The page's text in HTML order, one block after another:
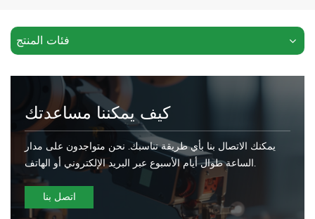
فئات المنتج
كيف يمكننا مساعدتك
يمكنك الاتصال بنا بأي طريقة تناسبك. نحن متواجدون على مدار
الساعة طوال أيام الأسبوع عبر البريد الإلكتروني أو الهاتف.
اتصل بنا